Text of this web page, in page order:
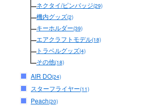
ネクタイ/ピンバッジ(29)
機内グッズ(2)
キーホルダー(39)
エアクラフトモデル(18)
トラベルグッズ(4)
その他(18)
AIR DO(24)
スターフライヤー(11)
Peach(20)